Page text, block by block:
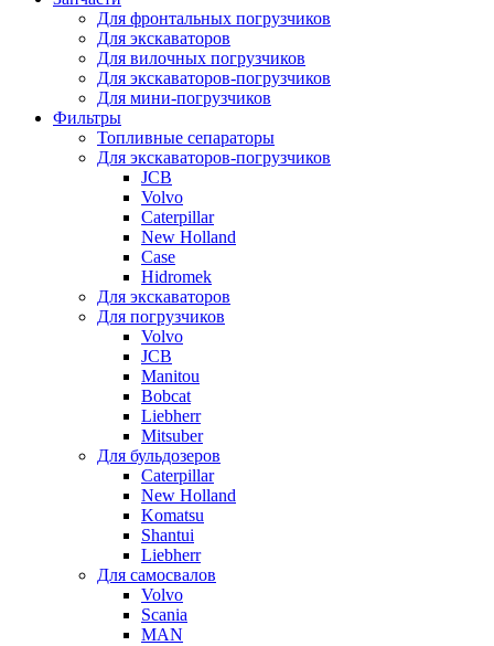
Для фронтальных погрузчиков
Для экскаваторов
Для вилочных погрузчиков
Для экскаваторов-погрузчиков
Для мини-погрузчиков
Фильтры
Топливные сепараторы
Для экскаваторов-погрузчиков
JCB
Volvo
Caterpillar
New Holland
Case
Hidromek
Для экскаваторов
Для погрузчиков
Volvo
JCB
Manitou
Bobcat
Liebherr
Mitsuber
Для бульдозеров
Caterpillar
New Holland
Komatsu
Shantui
Liebherr
Для самосвалов
Volvo
Scania
MAN